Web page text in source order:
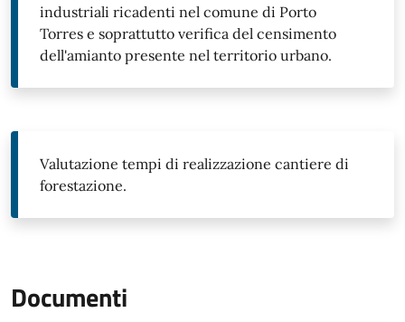
industriali ricadenti nel comune di Porto
Torres e soprattutto verifica del censimento
dell'amianto presente nel territorio urbano.
Valutazione tempi di realizzazione cantiere di
forestazione.
Documenti